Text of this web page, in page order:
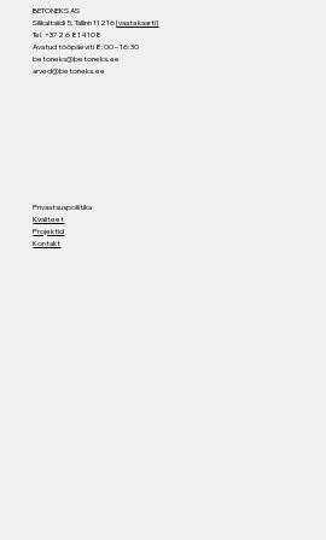
BETONEKS AS
Silikaltsiidi 5, Tallinn 11216[vaata kaarti]
Tel. +372 6 814108
Avatud tööpäeviti 8:00 – 16:30
betoneks@betoneks.ee
arved@betoneks.ee
Privaatsuspoliitika
Kvaliteet
Projektid
Kontakt